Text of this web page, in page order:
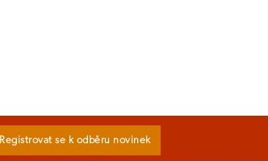
Registrovat se k odběru novinek